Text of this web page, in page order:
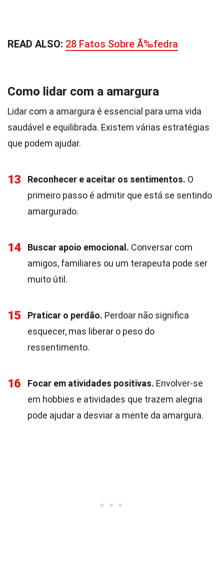
READ ALSO: 28 Fatos Sobre Ã‰fedra
Como lidar com a amargura
Lidar com a amargura é essencial para uma vida
saudável e equilibrada. Existem várias estratégias
que podem ajudar.
13 Reconhecer e aceitar os sentimentos. O
primeiro passo é admitir que está se sentindo
amargurado.
14 Buscar apoio emocional. Conversar com
amigos, familiares ou um terapeuta pode ser
muito útil.
15 Praticar o perdão. Perdoar não significa
esquecer, mas liberar o peso do
ressentimento.
16 Focar em atividades positivas. Envolver-se
em hobbies e atividades que trazem alegria
pode ajudar a desviar a mente da amargura.